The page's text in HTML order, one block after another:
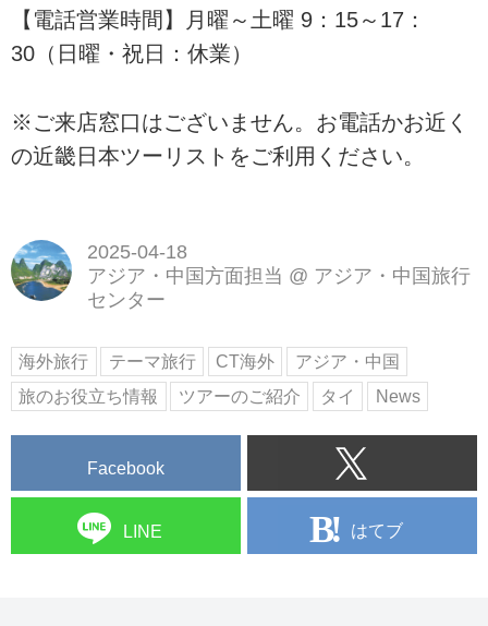
【電話営業時間】月曜～土曜 9：15～17：
30（日曜・祝日：休業）
※ご来店窓口はございません。お電話かお近く
の近畿日本ツーリストをご利用ください。
2025-04-18
アジア・中国方面担当 @ アジア・中国旅行
センター
海外旅行 テーマ旅行 CT海外
アジア・中国
旅のお役立ち情報
ツアーのご紹介 タイ News
Facebook
LINE はてブ